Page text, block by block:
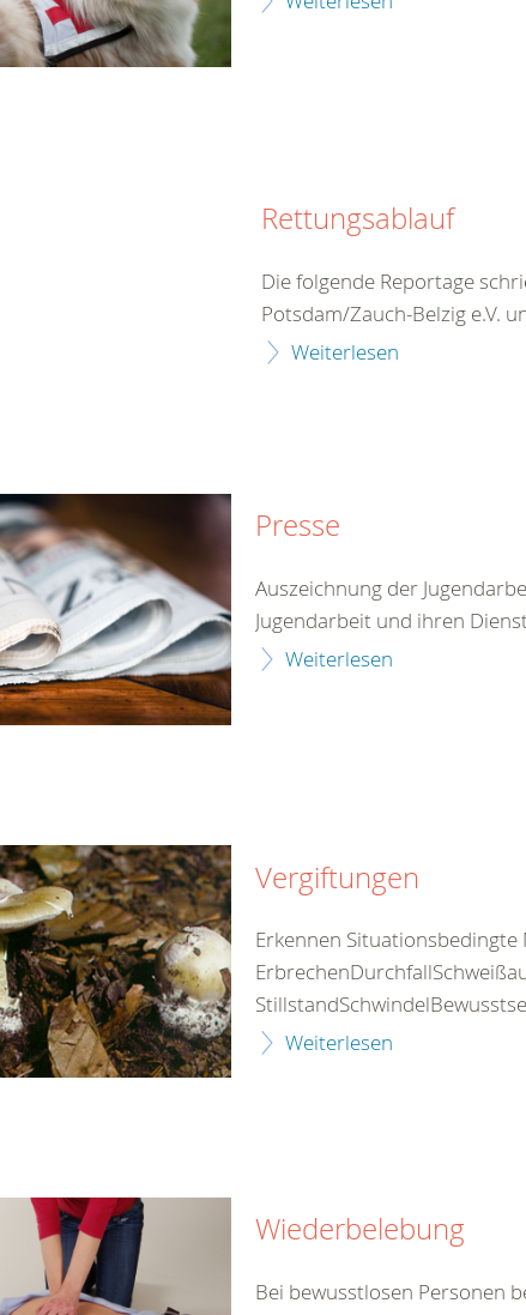
Rettungsablauf
Die folgende Reportage
Potsdam/Zauch-Belzig e.V.
Weiterlesen
Presse
Auszeichnung der
Jugendarbeit und ihren
Weiterlesen
Vergiftungen
Erkennen
Weiterlesen
Wiederbelebung
Bei bewusstlosen Personen